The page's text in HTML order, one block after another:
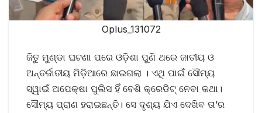
Oplus_131072
ଜିତୁ ମୁଣ୍ଡା ଘଟଣା ପରେ ଓଡ଼ିଶା ପୁଣି ଥରେ ଜାତୀୟ ଓ
ଅନ୍ତର୍ଜାତୀୟ ମିଡ଼ିଆରେ ଛାଇଗଲା । ଏଥି ପାଇଁ ସୌମ୍ୟ
ସ୍ୱାଇଁ ଅପେକ୍ଷା ପୁଲିସ ହିଁ ବେଶି କ୍ରେଡିଟ୍ ନେବା କଥା।
ସୌମ୍ୟ ପ୍ରାଣ ହରାଇଛନ୍ତି। ସେ ଦୃଶ୍ୟ ଯିଏ ଦେଖିବ ତା’ର